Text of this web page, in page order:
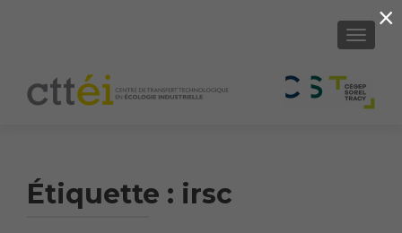
Étiquette : irsc
×